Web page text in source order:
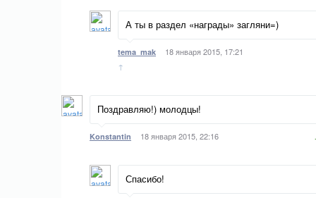
А ты в раздел «награды» загляни=)
tema_mak
18 января 2015, 17:21
↑
Поздравляю!) молодцы!
Konstantin 18 января 2015, 22:16
Спасибо!